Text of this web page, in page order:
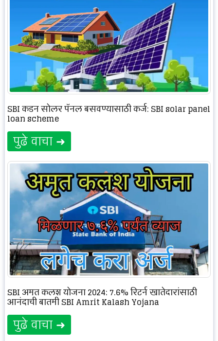
SBI कडून सोलर पॅनल बसवण्यासाठी कर्ज: SBI solar panel
loan scheme
पुढे वाचा ➜
SBI अमृत कलश योजना 2024; 7.6% रिटर्न खातेदारांसाठी
आनंदाची बातमी SBI Amrit Kalash Yojana
पुढे वाचा ➜